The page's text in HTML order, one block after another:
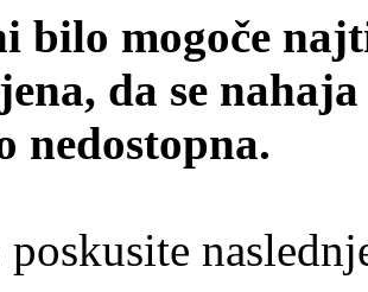
bilo mogoče
da se
nedostopna.